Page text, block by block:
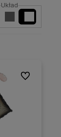
Układ
Do ulubionych